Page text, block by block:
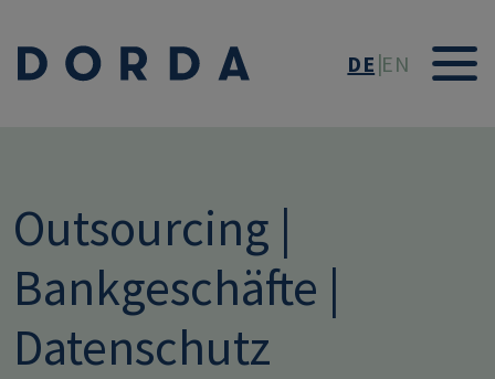
DE EN
Outsourcing |
Bankgeschäfte |
Datenschutz